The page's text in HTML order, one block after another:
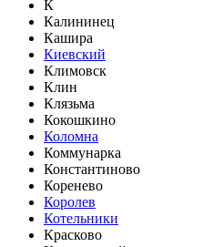
К
Калининец
Кашира
Киевский
Климовск
Клин
Клязьма
Кокошкино
Коломна
Коммунарка
Константиново
Коренево
Королев
Котельники
Красково